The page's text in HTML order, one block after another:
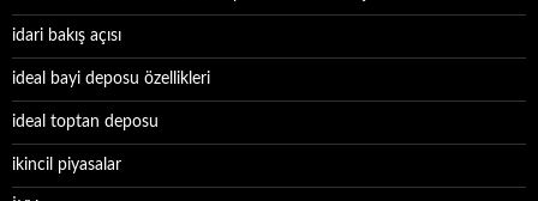
idari bakış açısı
ideal bayi deposu özellikleri
ideal toptan deposu
ikincil piyasalar